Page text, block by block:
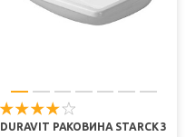
DURAVIT РАКОВИНА STARCK 3